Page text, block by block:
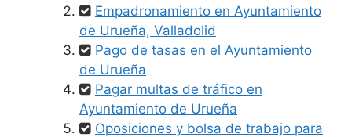
Empadronamiento en Ayuntamiento
de Urueña, Valladolid
Pago de tasas en el Ayuntamiento
de Urueña
Pagar multas de tráfico en
Ayuntamiento de Urueña
Oposiciones y bolsa de trabajo para